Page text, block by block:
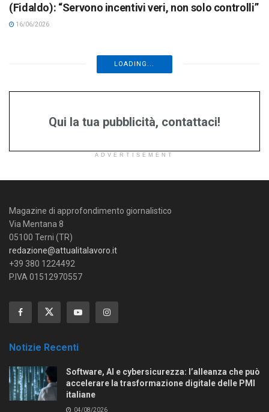
(Fidaldo): “Servono incentivi veri, non solo controlli”
16/06/2026
APPUNTAMENTI
L’AI entra nei supermercati: la grande distribuzione
cambia volto